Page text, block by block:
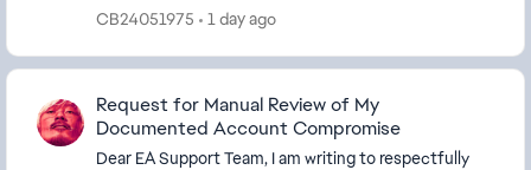
Grafik erinnert mich irgendwie an die Anfänge...
CB24051975 1 day ago
Request for Manual Review of My
Documented Account Compromise
Dear EA Support Team, I am writing to respectfully